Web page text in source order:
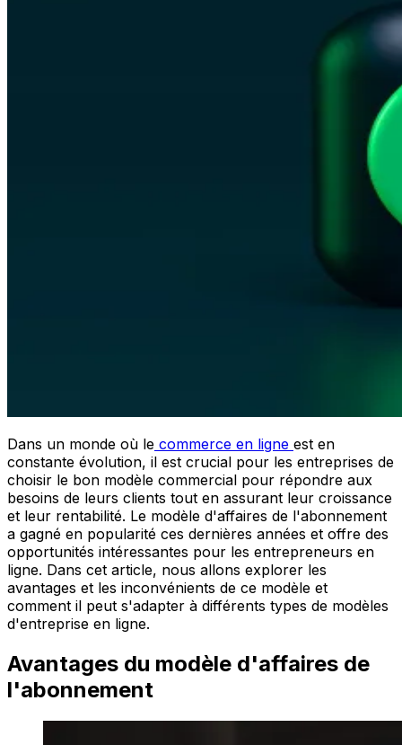
Dans un monde où le commerce en ligne est en
constante évolution, il est crucial pour les entreprises de
choisir le bon modèle commercial pour répondre aux
besoins de leurs clients tout en assurant leur croissance
et leur rentabilité. Le modèle d'affaires de l'abonnement
a gagné en popularité ces dernières années et offre des
opportunités intéressantes pour les entrepreneurs en
ligne. Dans cet article, nous allons explorer les
avantages et les inconvénients de ce modèle et
comment il peut s'adapter à différents types de modèles
d'entreprise en ligne.
Avantages du modèle d'affaires de
l'abonnement